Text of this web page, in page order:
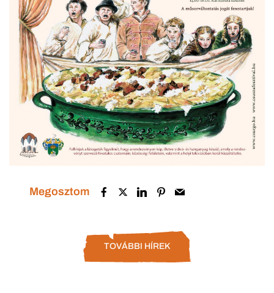
Megosztom
TOVÁBBI HÍREK